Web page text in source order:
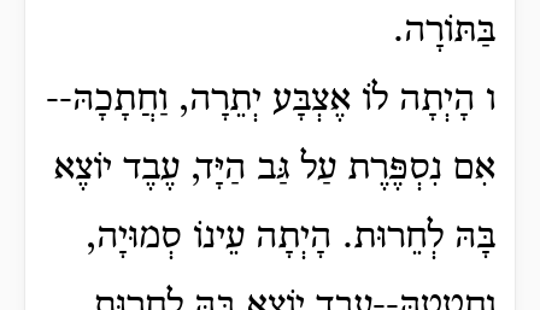
בַּתּוֹרָה.
ו הָיְתָה לוֹ אֶצְבָּע יְתֵרָה, וַחֲתָכָהּ--
אִם נִסְפֶּרֶת עַל גַּב הַיָּד, עֶבֶד יוֹצֶא
בָּהּ לְחֵרוּת. הָיְתָה עֵינוֹ סְמוּיָה,